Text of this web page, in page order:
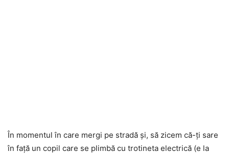
În momentul în care mergi pe stradă și, să zicem că-ți sare
în față un copil care se plimbă cu trotineta electrică (e la